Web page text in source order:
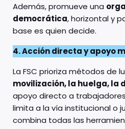
Además, promueve una
democrática, horizontal y
base es quien decide.
4. Acción directa y apoyo
La FSC prioriza métodos de
movilización, la huelga, la
apoyo directo a
limita a la vía institucional o
combina todas las